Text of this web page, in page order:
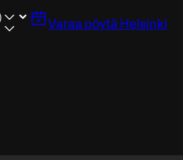
Varaa pöytä Helsinki